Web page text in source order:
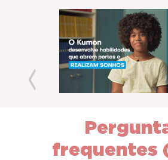
Previous
frequentes